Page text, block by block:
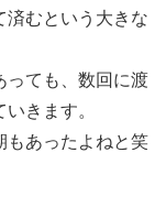
済むという大きな
っても、数回に渡
いきます。
もあったよねと笑